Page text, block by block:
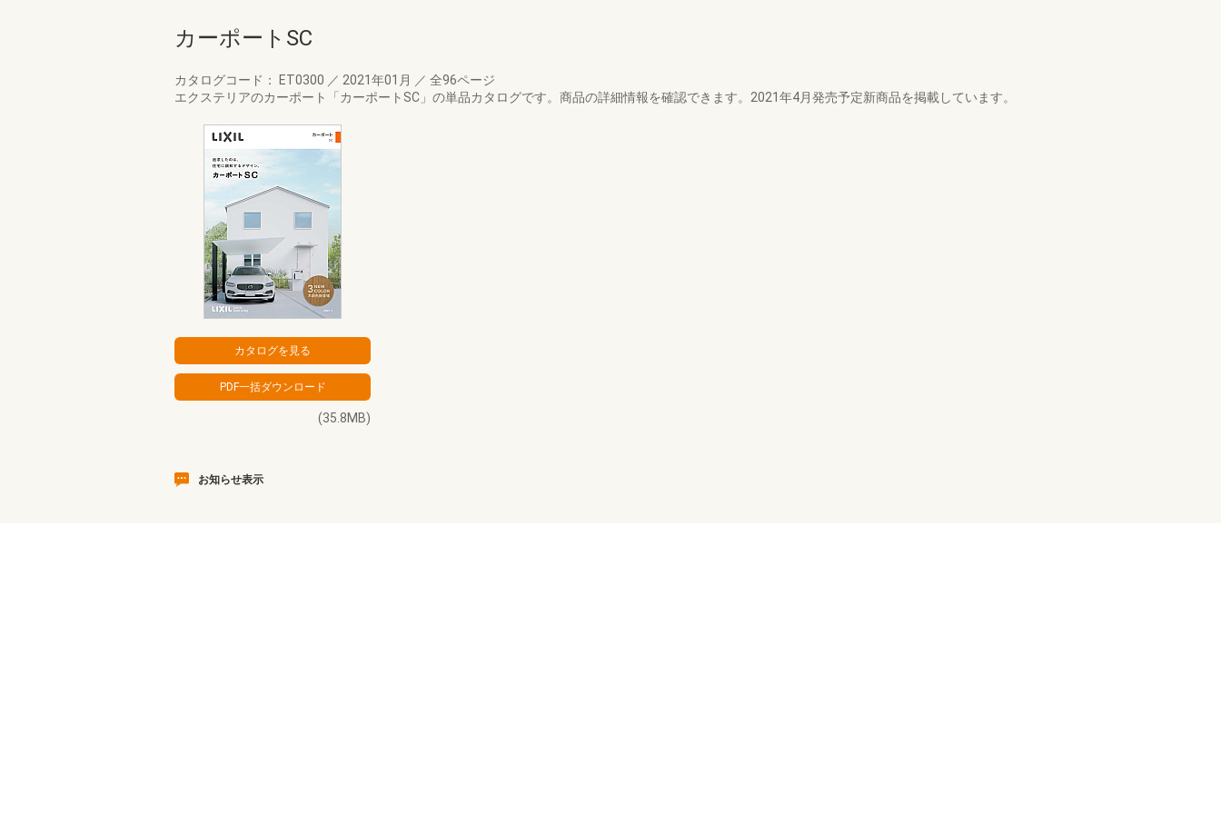
カーポートSC
カタログコード： ET0300 ／ 2021年01月 ／ 全96ページ
エクステリアのカーポート「カーポートSC」の単品カタログです。商品の詳細情報を確認できます。2021年4月発売予定新商品を掲載しています。
(35.8MB)
お知らせ表示